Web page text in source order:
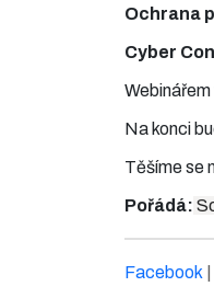
Ochrana
Cyber
Na konci
Těšíme se
Pořádá:
Facebook